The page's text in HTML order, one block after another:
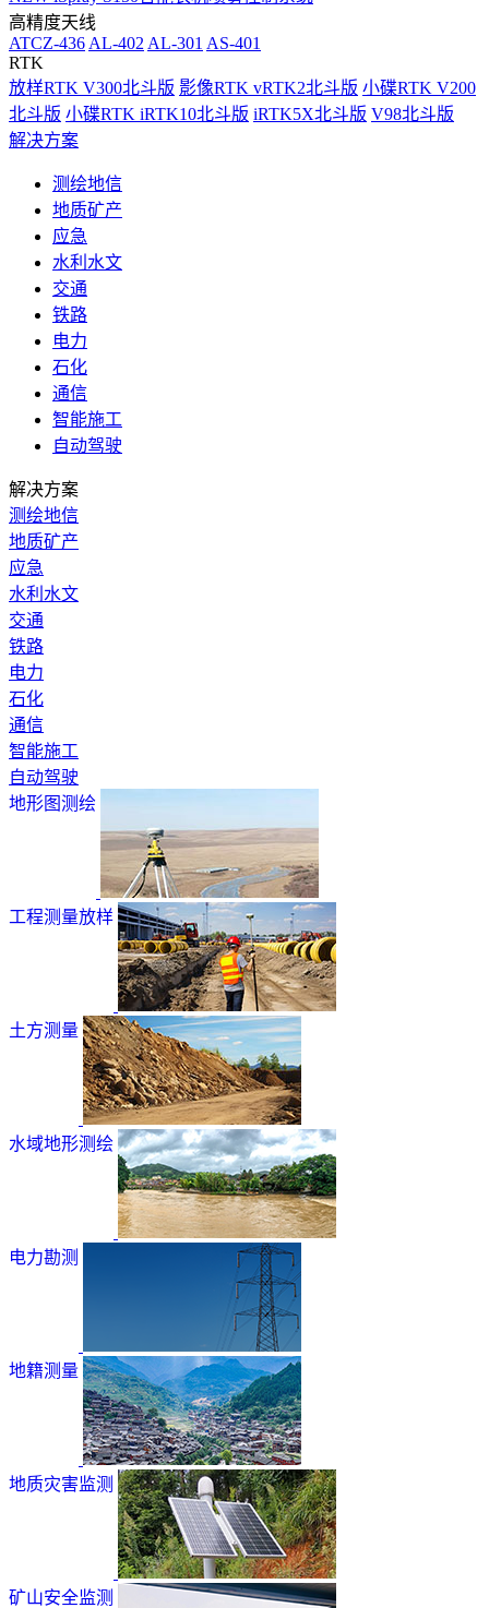
高精度天线
ATCZ-436 AL-402 AL-301 AS-401
RTK
放样RTK V300北斗版 影像RTK vRTK2北斗版 小碟RTK V200
北斗版 小碟RTK iRTK10北斗版 iRTK5X北斗版 V98北斗版
解决方案
测绘地信
地质矿产
应急
水利水文
交通
铁路
电力
石化
通信
智能施工
自动驾驶
解决方案
测绘地信
地质矿产
应急
水利水文
交通
铁路
电力
石化
通信
智能施工
自动驾驶
地形图测绘
工程测量放样
土方测量
水域地形测绘
电力勘测
地籍测量
地质灾害监测
矿山安全监测